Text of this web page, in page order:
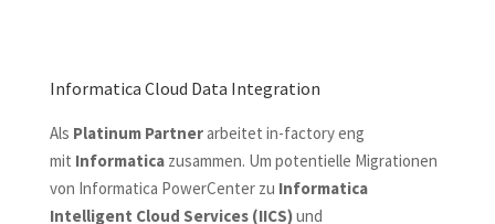
Informatica Cloud Data Integration
Als Platinum Partnerarbeitet in-factory eng
mit Informaticazusammen. Um potentielle Migrationen
von Informatica PowerCenter zu Informatica
Intelligent Cloud Services (IICS)und